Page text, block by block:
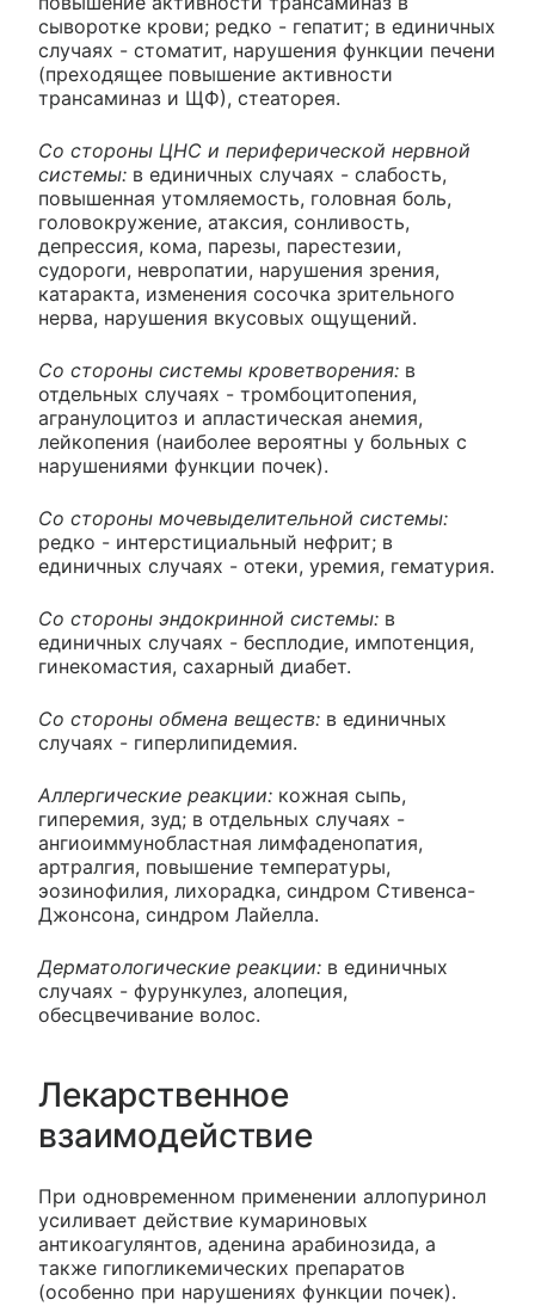
сыворотке крови; редко - гепатит; в единичных
случаях - стоматит, нарушения функции печени
(преходящее повышение активности
трансаминаз и ЩФ), стеаторея.
Со стороны ЦНС и периферической нервной
системы: в единичных случаях - слабость,
повышенная утомляемость, головная боль,
головокружение, атаксия, сонливость,
депрессия, кома, парезы, парестезии,
судороги, невропатии, нарушения зрения,
катаракта, изменения сосочка зрительного
нерва, нарушения вкусовых ощущений.
Со стороны системы кроветворения: в
отдельных случаях - тромбоцитопения,
агранулоцитоз и апластическая анемия,
лейкопения (наиболее вероятны у больных с
нарушениями функции почек).
Со стороны мочевыделительной системы:
редко - интерстициальный нефрит; в
единичных случаях - отеки, уремия, гематурия.
Со стороны эндокринной системы: в
единичных случаях - бесплодие, импотенция,
гинекомастия, сахарный диабет.
Со стороны обмена веществ: в единичных
случаях - гиперлипидемия.
Аллергические реакции: кожная сыпь,
гиперемия, зуд; в отдельных случаях -
ангиоиммунобластная лимфаденопатия,
артралгия, повышение температуры,
эозинофилия, лихорадка, синдром Стивенса-
Джонсона, синдром Лайелла.
Дерматологические реакции: в единичных
случаях - фурункулез, алопеция,
обесцвечивание волос.
Лекарственное
взаимодействие
При одновременном применении аллопуринол
усиливает действие кумариновых
антикоагулянтов, аденина арабинозида, а
также гипогликемических препаратов
(особенно при нарушениях функции почек).